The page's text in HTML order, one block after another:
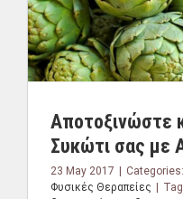
Αποτοξινώστε
Συκώτι σας με
23 May 2017 | Categories:
Φυσικές Θεραπείες |